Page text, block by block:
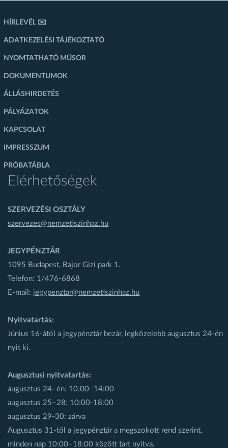
HÍRLEVÉL ✉️
ADATKEZELÉSI TÁJÉKOZTATÓ
NYOMTATHATÓ MŰSOR
DOKUMENTUMOK
ÁLLÁSHIRDETÉS
PÁLYÁZATOK
KAPCSOLAT
IMPRESSZUM
PRÓBATÁBLA
Elérhetőségek
SZERVEZÉSI OSZTÁLY
szervezes@nemzetiszinhaz.hu
JEGYPÉNZTÁR
1095 Budapest, Bajor Gizi park 1.
Telefon: 1/476-6868
E-mail: jegypenztar@nemzetiszinhaz.hu
Nyitvatartás:
Június 16-ától a jegypénztár bezár, legközelebb augusztus 24-én
nyit ki.
Augusztusi nyitvatartás:
augusztus 24–én: 10:00–14:00
augusztus 25–28: 10:00-18:00
augusztus 29-30: zárva
Augusztus 31-től a jegypénztár a megszokott rend szerint,
minden nap 10:00–18:00 között tart nyitva.